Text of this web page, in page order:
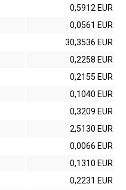
0,5912 EUR
0,0561 EUR
30,3536 EUR
0,2258 EUR
0,2155 EUR
0,1040 EUR
0,3209 EUR
2,5130 EUR
0,0066 EUR
0,1310 EUR
0,2231 EUR